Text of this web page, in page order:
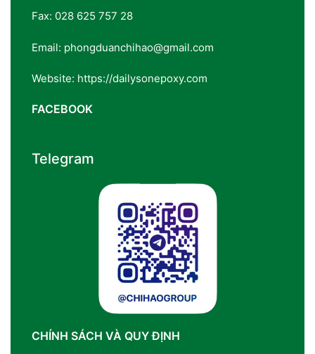
Fax: 028 625 757 28
Email: phongduanchihao@gmail.com
Website: https://dailysonepoxy.com
FACEBOOK
Telegram
CHÍNH SÁCH VÀ QUY ĐỊNH